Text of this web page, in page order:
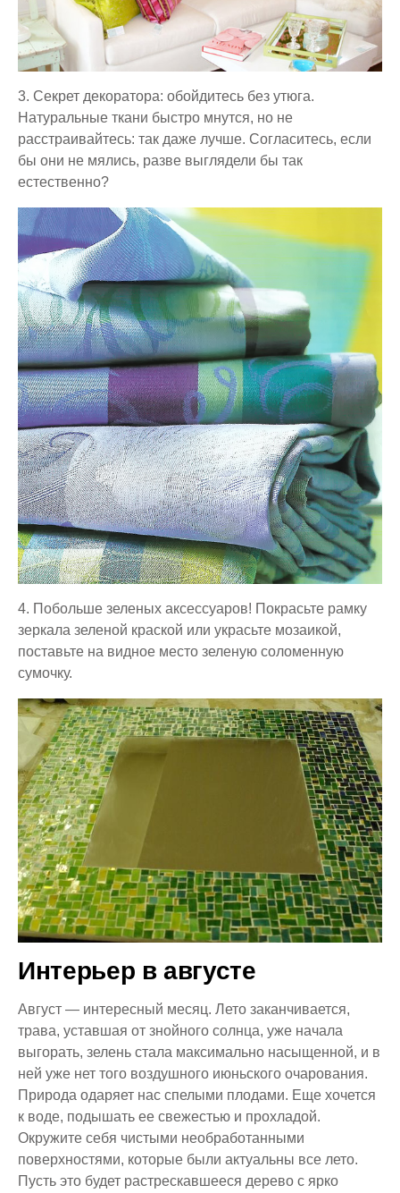
3. Секрет декоратора: обойдитесь без утюга.
Натуральные ткани быстро мнутся, но не
расстраивайтесь: так даже лучше. Согласитесь, если
бы они не мялись, разве выглядели бы так
естественно?
4. Побольше зеленых аксессуаров! Покрасьте рамку
зеркала зеленой краской или украсьте мозаикой,
поставьте на видное место зеленую соломенную
сумочку.
Интерьер в августе
Август — интересный месяц. Лето заканчивается,
трава, уставшая от знойного солнца, уже начала
выгорать, зелень стала максимально насыщенной, и в
ней уже нет того воздушного июньского очарования.
Природа одаряет нас спелыми плодами. Еще хочется
к воде, подышать ее свежестью и прохладой.
Окружите себя чистыми необработанными
поверхностями, которые были актуальны все лето.
Пусть это будет растрескавшееся дерево с ярко